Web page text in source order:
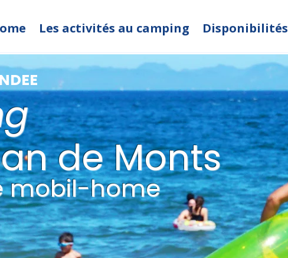
Les activités au camping Disponibilités
mobil-home
de Monts